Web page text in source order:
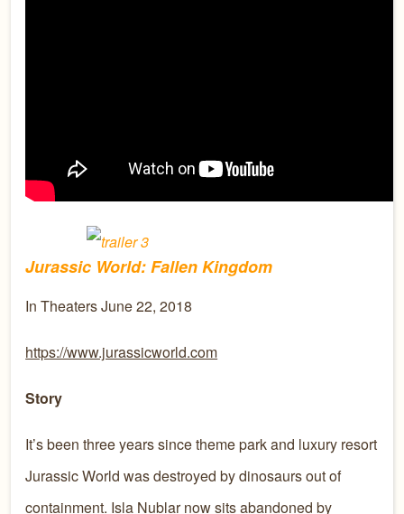
Jurassic World: Fallen Kingdom
In Theaters June 22, 2018
https://www.jurassicworld.com
Story
It’s been three years since theme park and luxury resort
Jurassic World was destroyed by dinosaurs out of
containment. Isla Nublar now sits abandoned by